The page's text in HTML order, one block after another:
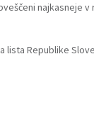
najkasneje v
lista Republike